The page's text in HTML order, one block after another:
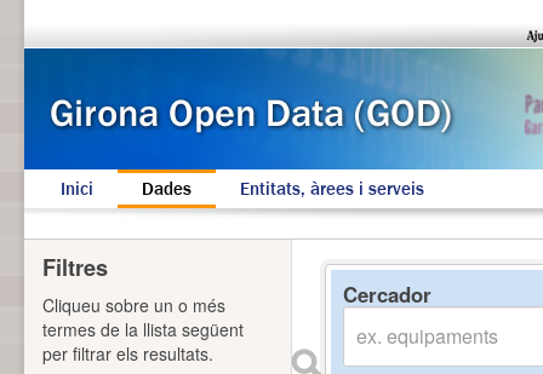
Inici Dades Entitats, àrees i serveis
Cercador
Filtres
Cliqueu sobre un o més
termes de la llista següent
per filtrar els resultats.